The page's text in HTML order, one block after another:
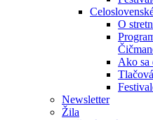
O
Ako sa
Newsletter
Žila